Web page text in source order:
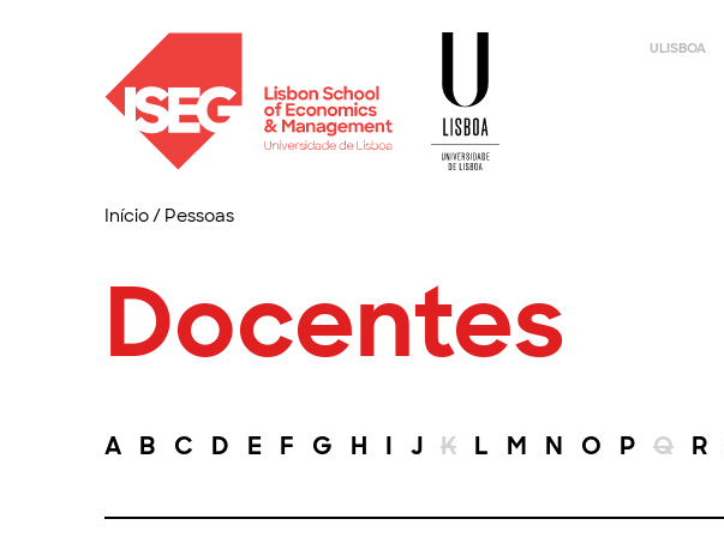
ULISBOA
Início/ Pessoas
Docentes
A B C D E F G H I J K L M N O P Q R